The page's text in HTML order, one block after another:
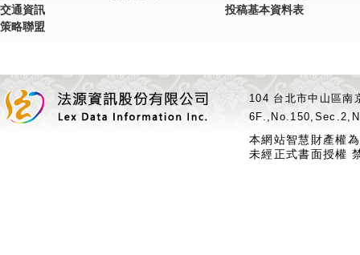
交通資訊
策略聯盟
投稿基本資料表
104 台北市中山區
本網站智慧財產權
未經正式書面授權